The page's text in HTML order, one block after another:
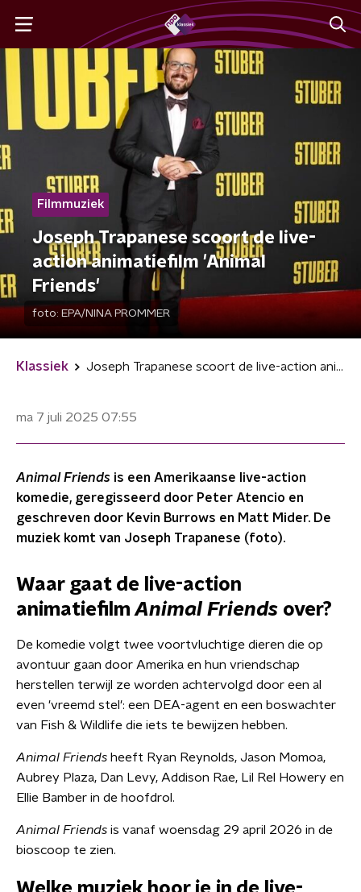
Filmmuziek
Joseph Trapanese scoort de live-
action animatiefilm 'Animal
Friends'
foto: EPA/NINA PROMMER
Klassiek Joseph Trapanese scoort de live-action animatiefilm 'Animal Friends'
ma 7 juli 2025 07:55
Animal Friends is een Amerikaanse live-action
komedie, geregisseerd door Peter Atencio en
geschreven door Kevin Burrows en Matt Mider. De
muziek komt van Joseph Trapanese (foto).
Waar gaat de live-action
animatiefilmAnimal Friends over?
De komedie volgt twee voortvluchtige dieren die op
avontuur gaan door Amerika en hun vriendschap
herstellen terwijl ze worden achtervolgd door een al
even 'vreemd stel': een DEA-agent en een boswachter
van Fish & Wildlife die iets te bewijzen hebben.
Animal Friends heeft Ryan Reynolds, Jason Momoa,
Aubrey Plaza, Dan Levy, Addison Rae, Lil Rel Howery en
Ellie Bamber in de hoofdrol.
Animal Friends is vanaf woensdag 29 april 2026 in de
bioscoop te zien.